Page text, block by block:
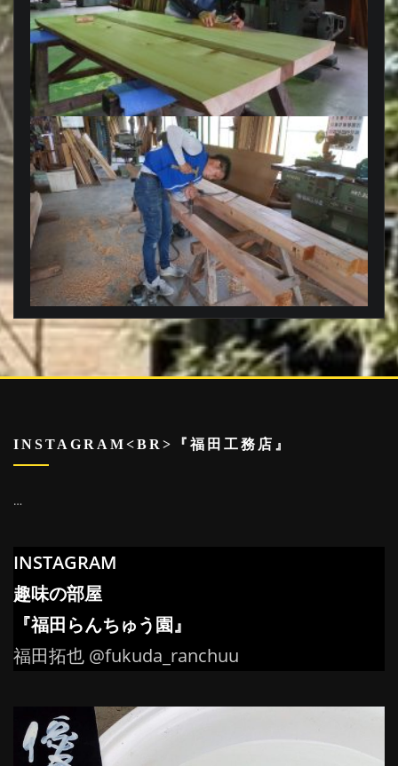
INSTAGRAM<BR>『福田工務店』
…
INSTAGRAM
趣味の部屋
『福田らんちゅう園』
福田拓也 @fukuda_ranchuu